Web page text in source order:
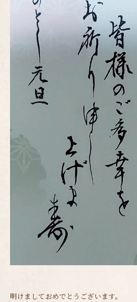
明けましておめでとうございます。